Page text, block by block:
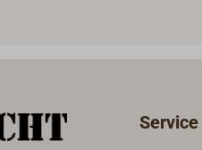
die spezielleService